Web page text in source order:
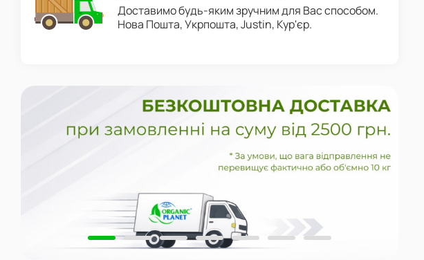
Доставимо будь-яким зручним для Вас способом.
Нова Пошта, Укрпошта, Justin, Кур'єр.